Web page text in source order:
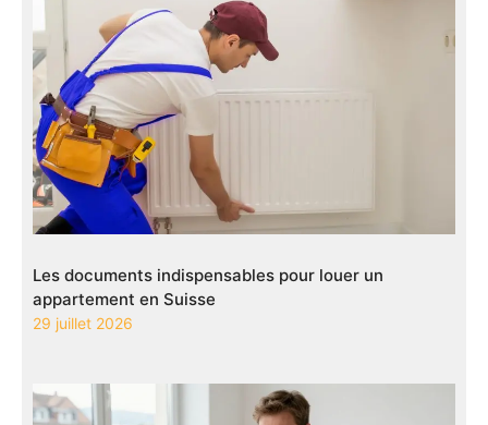
Les documents indispensables pour louer un
appartement en Suisse
29 juillet 2026